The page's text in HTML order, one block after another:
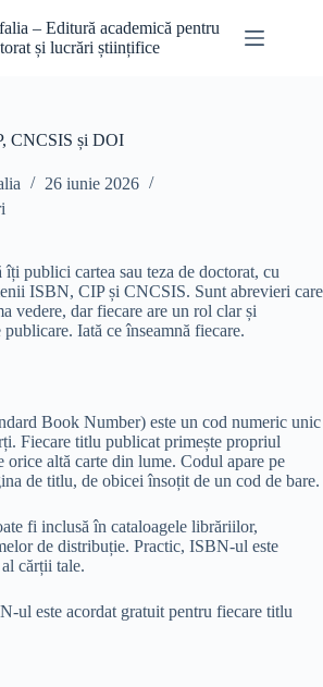
– Editură academică pentru
și lucrări științifice
CNCSIS și DOI
26 iunie 2026
publici cartea sau teza de doctorat, cu
ISBN, CIP și CNCSIS. Sunt abrevieri care
vedere, dar fiecare are un rol clar și
Iată ce înseamnă fiecare.
Book Number) este un cod numeric unic
Fiecare titlu publicat primește propriul
altă carte din lume. Codul apare pe
de titlu, de obicei însoțit de un cod de bare.
fi inclusă în cataloagele librăriilor,
de distribuție. Practic, ISBN-ul este
cărții tale.
ul este acordat gratuit pentru fiecare titlu